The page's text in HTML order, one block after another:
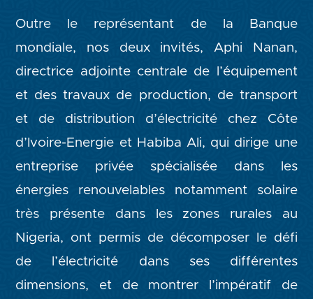
Outre le représentant de la Banque
mondiale, nos deux invités, Aphi Nanan,
directrice adjointe centrale de l’équipement
et des travaux de production, de transport
et de distribution d’électricité chez Côte
d’Ivoire-Energie et Habiba Ali, qui dirige une
entreprise privée spécialisée dans les
énergies renouvelables notamment solaire
très présente dans les zones rurales au
Nigeria, ont permis de décomposer le défi
de l’électricité dans ses différentes
dimensions, et de montrer l’impératif de